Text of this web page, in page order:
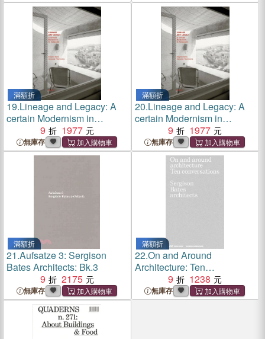
滿額折
19.Lineage and Legacy: A
certain Modernism in
Cadaques
9 1977
無庫存
滿額折
20.Lineage and Legacy: A
certain Modernism in
Cadaques
9 1977
無庫存
滿額折
21.Aufsatze 3: Sergison
Bates Architects: Bk.3
9
2175
無庫存
滿額折
22.On and Around
Architecture: Ten
Conversations. Sergison
Bates architects
9 1238
無庫存